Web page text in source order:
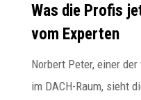
Was die Profis
vom Experten
Norbert Peter, einer
im DACH-Raum, sieht